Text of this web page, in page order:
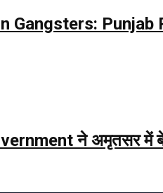
Punjab
ने अमृतसर में